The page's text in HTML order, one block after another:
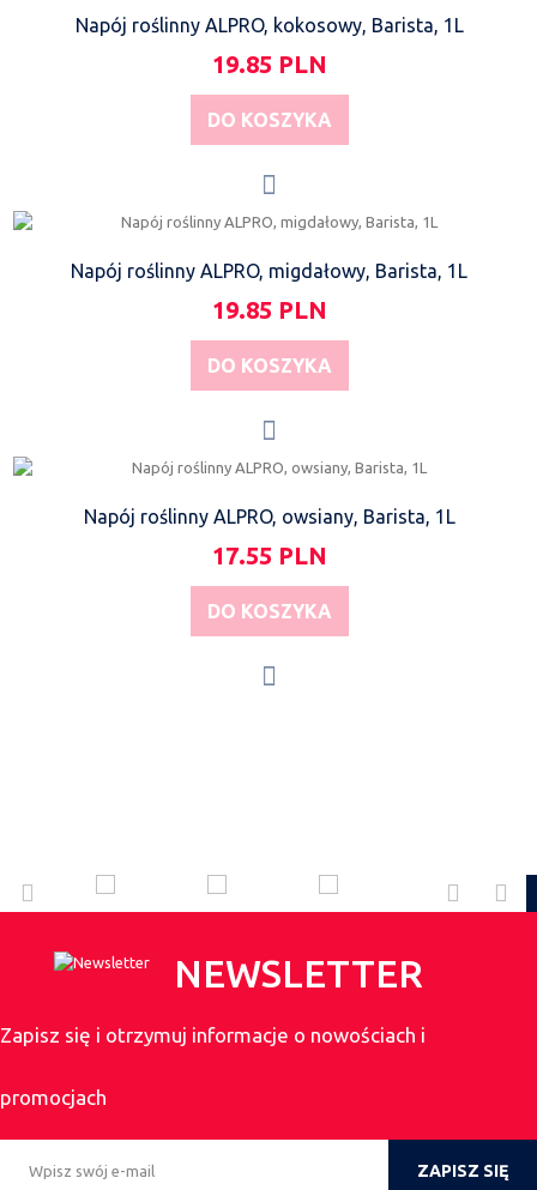
Napój roślinny ALPRO, kokosowy, Barista, 1L
19.85 PLN
DO KOSZYKA
Napój roślinny ALPRO, migdałowy, Barista, 1L
19.85 PLN
DO KOSZYKA
Napój roślinny ALPRO, owsiany, Barista, 1L
17.55 PLN
DO KOSZYKA
NEWSLETTER
Zapisz się i otrzymuj informacje o nowościach i
promocjach
ZAPISZ SIĘ